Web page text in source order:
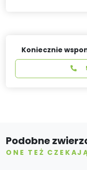
Koniecznie
Podobne
ONE TEŻ